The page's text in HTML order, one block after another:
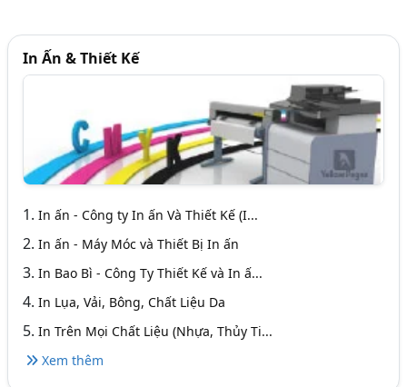
In Ấn & Thiết Kế
1. In ấn - Công ty In ấn Và Thiết Kế (I...
2. In ấn - Máy Móc và Thiết Bị In ấn
3. In Bao Bì - Công Ty Thiết Kế và In ấ...
4. In Lụa, Vải, Bông, Chất Liệu Da
5. In Trên Mọi Chất Liệu (Nhựa, Thủy Ti...
Xem thêm